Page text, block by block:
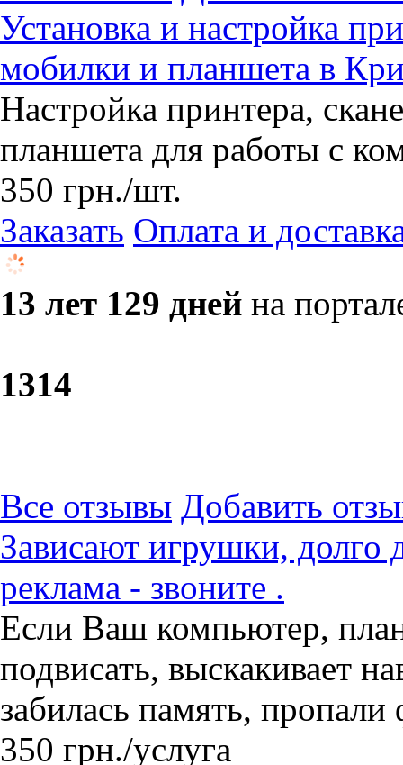
Установка и настройка
мобилки и планшета в
Настройка принтера,
планшета для работы с
350 грн./шт.
Заказать Оплата и
13 лет 129 дней на
1314
Все отзывы Добавить
Зависают игрушки, долго
реклама - звоните .
Если Ваш компьютер,
подвисать, выскакивает
забилась память,
350 грн./услуга